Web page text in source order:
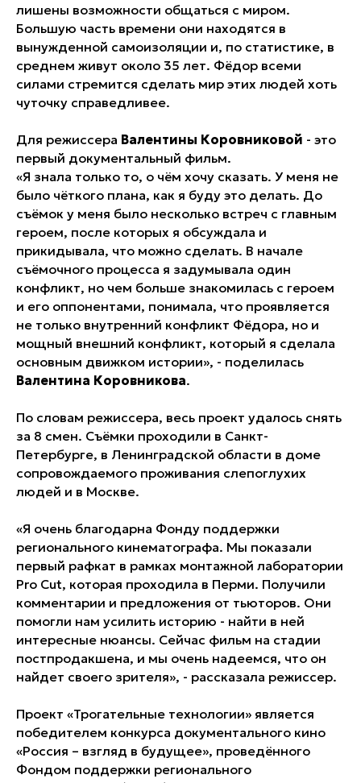
лишены возможности общаться с миром.
Большую часть времени они находятся в
вынужденной самоизоляции и, по статистике, в
среднем живут около 35 лет. Фёдор всеми
силами стремится сделать мир этих людей хоть
чуточку справедливее.
Для режиссера Валентины Коровниковой - это
первый документальный фильм.
«Я знала только то, о чём хочу сказать. У меня не
было чёткого плана, как я буду это делать. До
съёмок у меня было несколько встреч с главным
героем, после которых я обсуждала и
прикидывала, что можно сделать. В начале
съёмочного процесса я задумывала один
конфликт, но чем больше знакомилась с героем
и его оппонентами, понимала, что проявляется
не только внутренний конфликт Фёдора, но и
мощный внешний конфликт, который я сделала
основным движком истории», - поделилась
Валентина Коровникова.
По словам режиссера, весь проект удалось снять
за 8 смен. Съёмки проходили в Санкт-
Петербурге, в Ленинградской области в доме
сопровождаемого проживания слепоглухих
людей и в Москве.
«Я очень благодарна Фонду поддержки
регионального кинематографа. Мы показали
первый рафкат в рамках монтажной лаборатории
Pro Cut, которая проходила в Перми. Получили
комментарии и предложения от тьюторов. Они
помогли нам усилить историю - найти в ней
интересные нюансы. Сейчас фильм на стадии
постпродакшена, и мы очень надеемся, что он
найдет своего зрителя», - рассказала режиссер.
Проект «Трогательные технологии» является
победителем конкурса документального кино
«Россия – взгляд в будущее», проведённого
Фондом поддержки регионального